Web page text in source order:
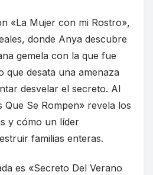
«La Mujer con mi Rostro»,
donde Anya descubre
gemela con la que fue
que desata una amenaza
desvelar el secreto. Al
Que Se Rompen» revela los
y cómo un líder
familias enteras.
es «Secreto Del Verano